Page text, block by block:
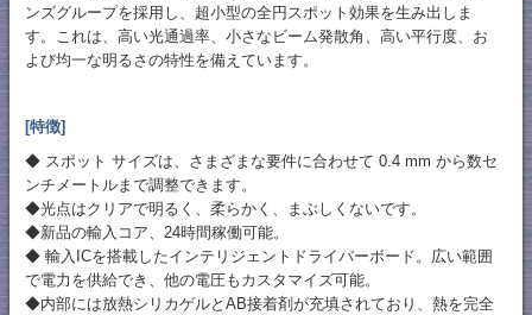
ンズグループを採用し、超小型の全円スポット効果を生み出しま
す。これは、高い光通過率、小さなビーム発散角、高い平行度、お
よび均一な明るさの特性を備えています。
[特徴]
◆ スポット サイズは、さまざまな要件に合わせて 0.4 mm から数セ
ンチメートルまで調整できます。
◆光点はクリアで明るく、柔らかく、まぶしくないです。
◆新品の輸入コア、24時間稼働可能。
◆ 輸入ICを搭載したインテリジェントドライバーボード。広い範囲
で電力を供給でき、他の電圧もカスタマイズ可能。
◆内部には放熱シリカゲルとAB接着剤が充填されており、熱を完全